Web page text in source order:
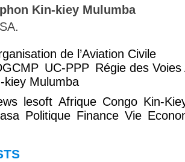
Kin-kiey Mulumba
de l’Aviation Civile
UC-PPP Régie des
kiey Mulumba
lesoft Afrique Congo Kin-
Politique Finance Vie